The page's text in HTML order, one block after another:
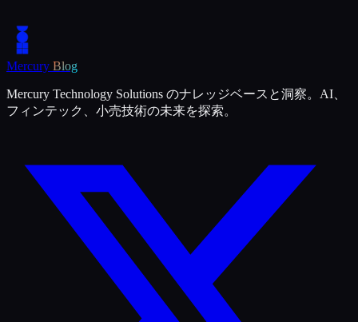
Mercury Blog
Mercury Technology Solutions のナレッジベースと洞察。AI、
フィンテック、小売技術の未来を探索。